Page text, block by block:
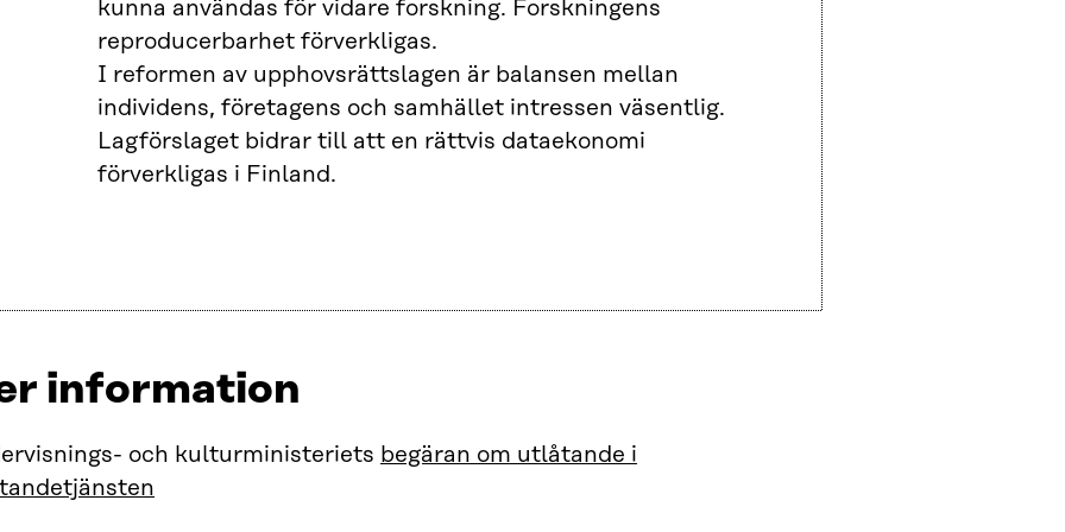
kunna användas för vidare forskning. Forskningens
reproducerbarhet förverkligas.
I reformen av upphovsrättslagen är balansen mellan
individens, företagens och samhället intressen väsentlig.
Lagförslaget bidrar till att en rättvis dataekonomi
förverkligas i Finland.
information
och kulturministeriets begäran om utlåtande i